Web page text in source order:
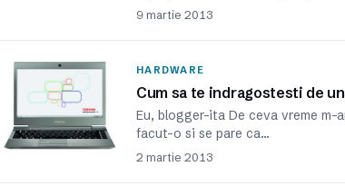
9 martie 2013
HARDWARE
Cum sa te indragostesti de
Eu, blogger-ita De ceva vreme m-
facut-o si se pare ca…
2 martie 2013